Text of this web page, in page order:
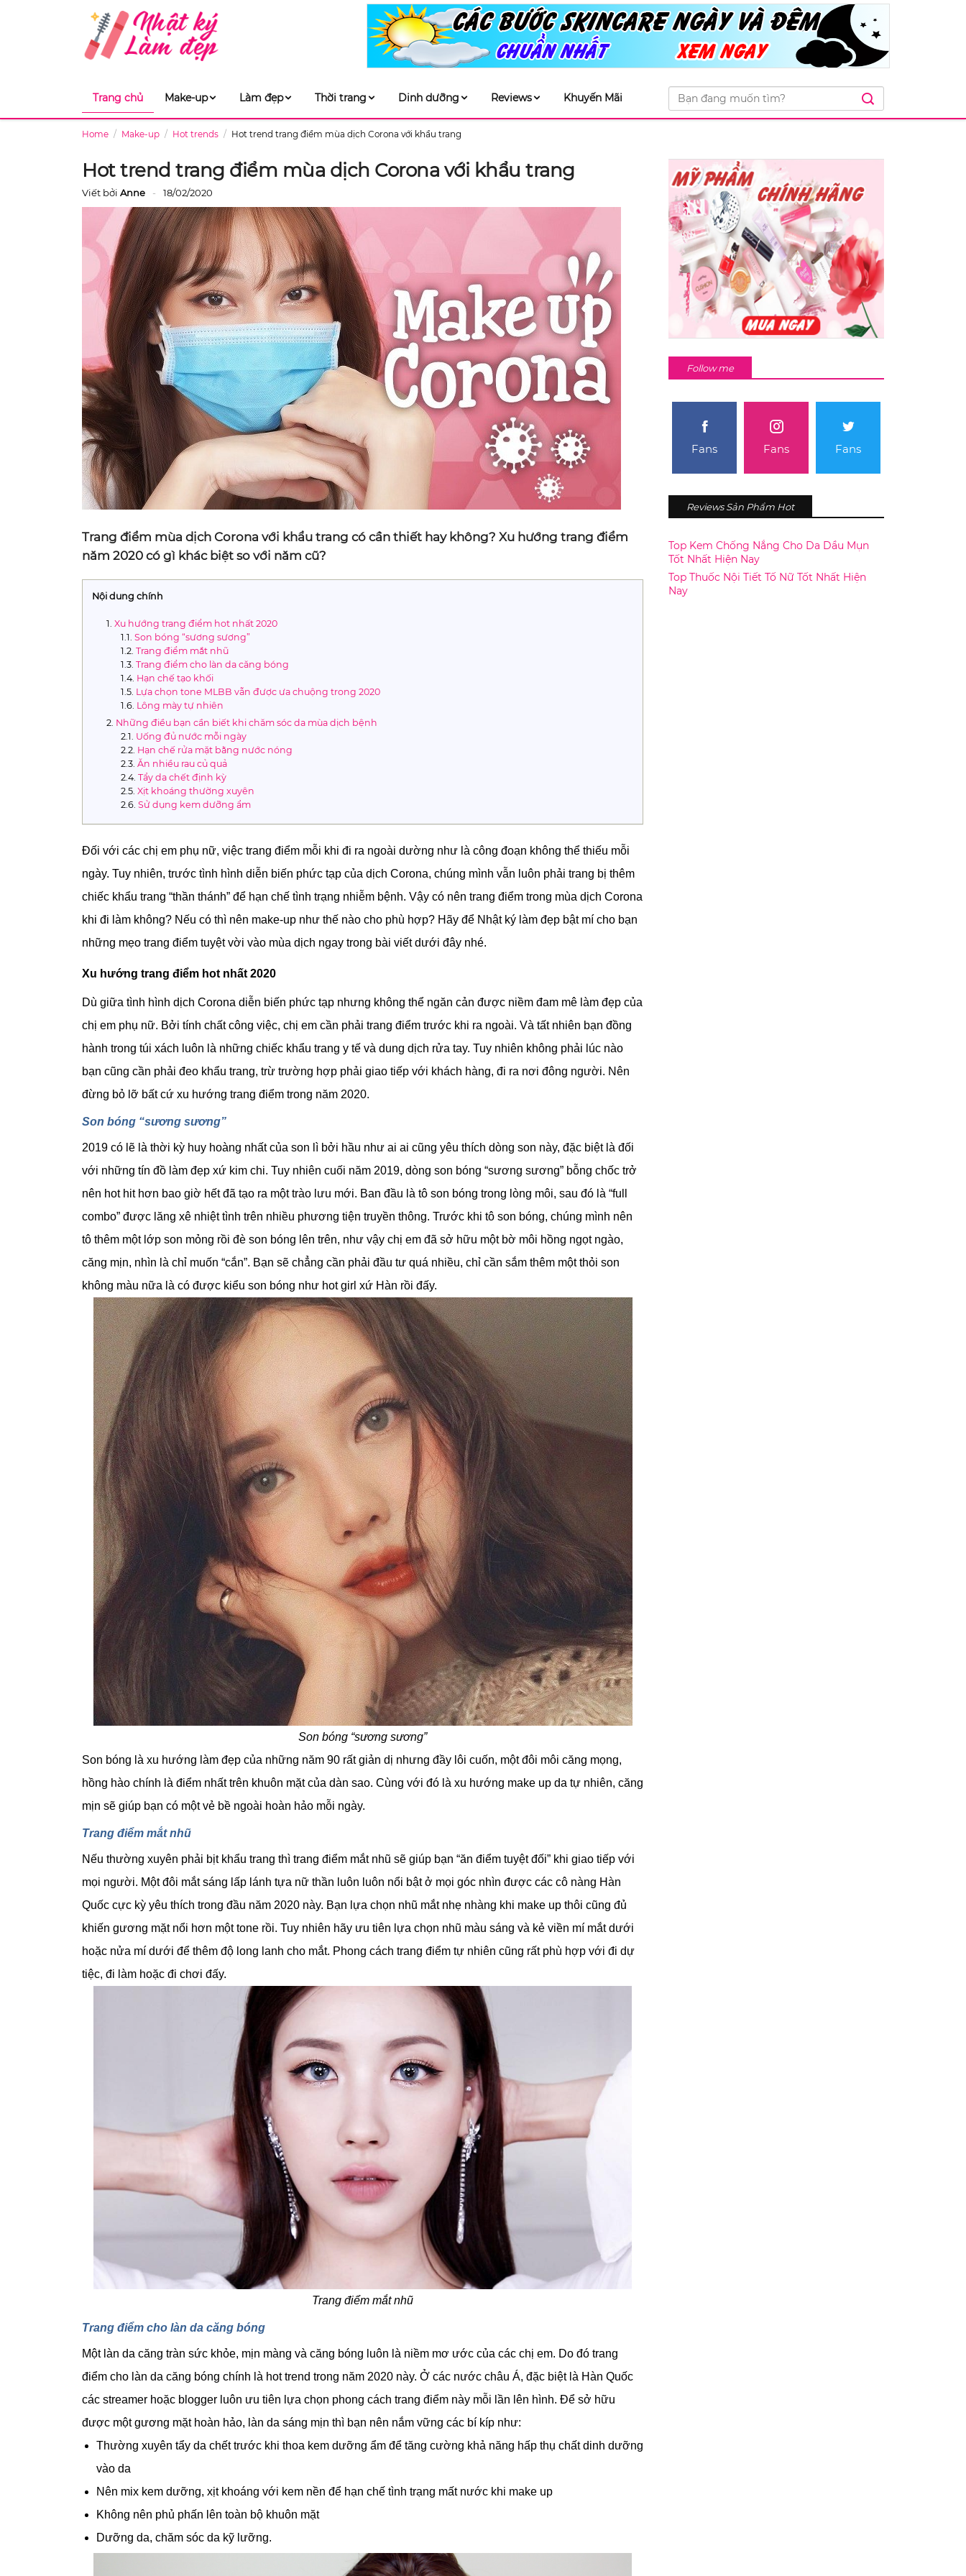
Trang chủ Make-up Làm đẹp Thời trang Dinh dưỡng Reviews Khuyến Mãi
Home Make-up Hot trends Hot trend trang điểm mùa dịch Corona với khẩu trang
Hot trend trang điểm mùa dịch Corona với khẩu trang
Viết bởi Anne 18/02/2020
Trang điểm mùa dịch Corona với khẩu trang có cần thiết hay không? Xu hướng trang điểm
năm 2020 có gì khác biệt so với năm cũ?
Nội dung chính
Xu hướng trang điểm hot nhất 2020
Son bóng “sương sương”
Trang điểm mắt nhũ
Trang điểm cho làn da căng bóng
Hạn chế tạo khối
Lựa chọn tone MLBB vẫn được ưa chuộng trong 2020
Lông mày tự nhiên
Những điều bạn cần biết khi chăm sóc da mùa dịch bệnh
Uống đủ nước mỗi ngày
Hạn chế rửa mặt bằng nước nóng
Ăn nhiều rau củ quả
Tẩy da chết định kỳ
Xịt khoáng thường xuyên
Sử dụng kem dưỡng ẩm
Đối với các chị em phụ nữ, việc trang điểm mỗi khi đi ra ngoài dường như là công đoạn không thể thiếu mỗi
ngày. Tuy nhiên, trước tình hình diễn biến phức tạp của dịch Corona, chúng mình vẫn luôn phải trang bị thêm
chiếc khẩu trang “thần thánh” để hạn chế tình trạng nhiễm bệnh. Vậy có nên trang điểm trong mùa dịch Corona
khi đi làm không? Nếu có thì nên make-up như thế nào cho phù hợp? Hãy để Nhật ký làm đẹp bật mí cho bạn
những mẹo trang điểm tuyệt vời vào mùa dịch ngay trong bài viết dưới đây nhé.
Xu hướng trang điểm hot nhất 2020
Dù giữa tình hình dịch Corona diễn biến phức tạp nhưng không thể ngăn cản được niềm đam mê làm đẹp của
chị em phụ nữ. Bởi tính chất công việc, chị em cần phải trang điểm trước khi ra ngoài. Và tất nhiên bạn đồng
hành trong túi xách luôn là những chiếc khẩu trang y tế và dung dịch rửa tay. Tuy nhiên không phải lúc nào
bạn cũng cần phải đeo khẩu trang, trừ trường hợp phải giao tiếp với khách hàng, đi ra nơi đông người. Nên
đừng bỏ lỡ bất cứ xu hướng trang điểm trong năm 2020.
Son bóng “sương sương”
2019 có lẽ là thời kỳ huy hoàng nhất của son lì bởi hầu như ai ai cũng yêu thích dòng son này, đặc biệt là đối
với những tín đồ làm đẹp xứ kim chi. Tuy nhiên cuối năm 2019, dòng son bóng “sương sương” bỗng chốc trở
nên hot hit hơn bao giờ hết đã tạo ra một trào lưu mới. Ban đầu là tô son bóng trong lòng môi, sau đó là “full
combo” được lăng xê nhiệt tình trên nhiều phương tiện truyền thông. Trước khi tô son bóng, chúng mình nên
tô thêm một lớp son mỏng rồi đè son bóng lên trên, như vậy chị em đã sở hữu một bờ môi hồng ngọt ngào,
căng mịn, nhìn là chỉ muốn “cắn”. Bạn sẽ chẳng cần phải đầu tư quá nhiều, chỉ cần sắm thêm một thỏi son
không màu nữa là có được kiểu son bóng như hot girl xứ Hàn rồi đấy.
Son bóng “sương sương”
Son bóng là xu hướng làm đẹp của những năm 90 rất giản dị nhưng đầy lôi cuốn, một đôi môi căng mọng,
hồng hào chính là điểm nhất trên khuôn mặt của dàn sao. Cùng với đó là xu hướng make up da tự nhiên, căng
mịn sẽ giúp bạn có một vẻ bề ngoài hoàn hảo mỗi ngày.
Trang điểm mắt nhũ
Nếu thường xuyên phải bịt khẩu trang thì trang điểm mắt nhũ sẽ giúp bạn “ăn điểm tuyệt đối” khi giao tiếp với
mọi người. Một đôi mắt sáng lấp lánh tựa nữ thần luôn luôn nổi bật ở mọi góc nhìn được các cô nàng Hàn
Quốc cực kỳ yêu thích trong đầu năm 2020 này. Bạn lựa chọn nhũ mắt nhẹ nhàng khi make up thôi cũng đủ
khiến gương mặt nổi hơn một tone rồi. Tuy nhiên hãy ưu tiên lựa chọn nhũ màu sáng và kẻ viền mí mắt dưới
hoặc nửa mí dưới để thêm độ long lanh cho mắt. Phong cách trang điểm tự nhiên cũng rất phù hợp với đi dự
tiệc, đi làm hoặc đi chơi đấy.
Trang điểm mắt nhũ
Trang điểm cho làn da căng bóng
Một làn da căng tràn sức khỏe, mịn màng và căng bóng luôn là niềm mơ ước của các chị em. Do đó trang
điểm cho làn da căng bóng chính là hot trend trong năm 2020 này. Ở các nước châu Á, đặc biệt là Hàn Quốc
các streamer hoặc blogger luôn ưu tiên lựa chọn phong cách trang điểm này mỗi lần lên hình. Để sở hữu
được một gương mặt hoàn hảo, làn da sáng mịn thì bạn nên nắm vững các bí kíp như:
Thường xuyên tẩy da chết trước khi thoa kem dưỡng ẩm để tăng cường khả năng hấp thụ chất dinh dưỡng
vào da
Nên mix kem dưỡng, xịt khoáng với kem nền để hạn chế tình trạng mất nước khi make up
Không nên phủ phấn lên toàn bộ khuôn mặt
Dưỡng da, chăm sóc da kỹ lưỡng.
Follow me
Fans Fans Fans
Reviews Sản Phẩm Hot
Top Kem Chống Nắng Cho Da Dầu Mụn
Tốt Nhất Hiện Nay
Top Thuốc Nội Tiết Tố Nữ Tốt Nhất Hiện
Nay